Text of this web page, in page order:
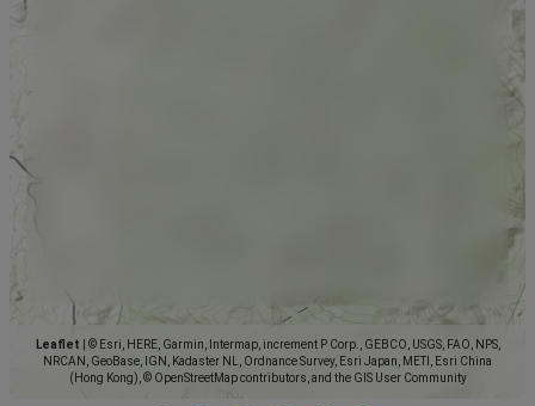
Leaflet
© Esri, HERE, Garmin, Intermap, increment P Corp., GEBCO, USGS, FAO, NPS,
NRCAN, GeoBase, IGN, Kadaster NL, Ordnance Survey, Esri Japan, METI, Esri China
(Hong Kong), © OpenStreetMap contributors, and the GIS User Community